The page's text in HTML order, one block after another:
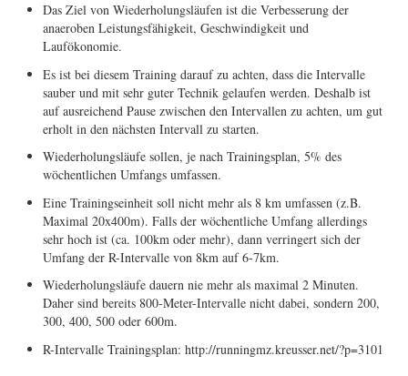
Das Ziel von Wiederholungsläufen ist die Verbesserung der
anaeroben Leistungsfähigkeit, Geschwindigkeit und
Laufökonomie.
Es ist bei diesem Training darauf zu achten, dass die Intervalle
sauber und mit sehr guter Technik gelaufen werden. Deshalb ist
auf ausreichend Pause zwischen den Intervallen zu achten, um gut
erholt in den nächsten Intervall zu starten.
Wiederholungsläufe sollen, je nach Trainingsplan, 5% des
wöchentlichen Umfangs umfassen.
Eine Trainingseinheit soll nicht mehr als 8 km umfassen (z.B.
Maximal 20x400m). Falls der wöchentliche Umfang allerdings
sehr hoch ist (ca. 100km oder mehr), dann verringert sich der
Umfang der R-Intervalle von 8km auf 6-7km.
Wiederholungsläufe dauern nie mehr als maximal 2 Minuten.
Daher sind bereits 800-Meter-Intervalle nicht dabei, sondern 200,
300, 400, 500 oder 600m.
R-Intervalle Trainingsplan: http://runningmz.kreusser.net/?p=3101